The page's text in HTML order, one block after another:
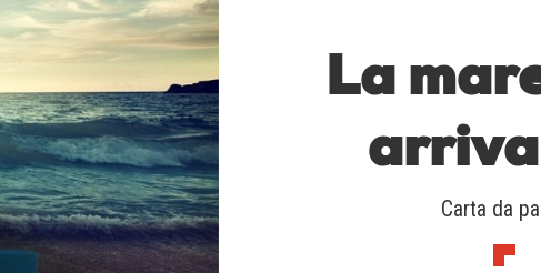
La
Carta da